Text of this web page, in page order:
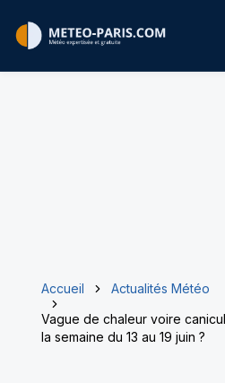
Accueil
Actualités Météo
Vague de chaleur voire
la semaine du 13 au 19 juin ?